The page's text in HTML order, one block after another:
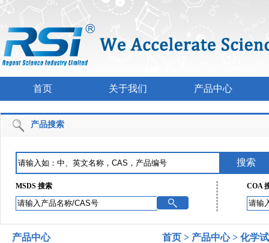
首页 关于我们 产品中心
产品搜索
MSDS 搜索 COA
产品中心 首页 > 产品中心> 化学